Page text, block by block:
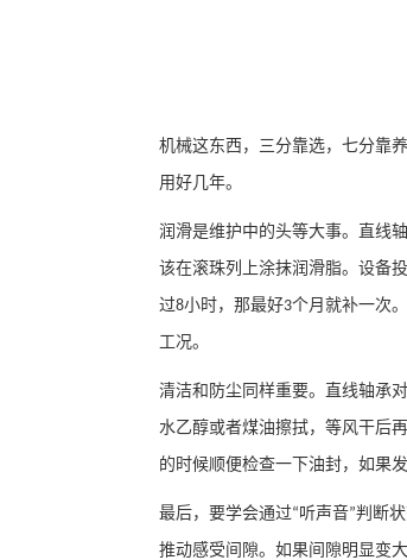
机械这东西，三分靠选，七分靠
用好几年。
润滑是维护中的头等大事。直线
该在滚珠列上涂抹润滑脂。设备
过8小时，那最好3个月就补一次
工况。
清洁和防尘同样重要。直线轴承
水乙醇或者煤油擦拭，等风干后
的时候顺便检查一下油封，如果
最后，要学会通过“听声音”判断
推动感受间隙。如果间隙明显变